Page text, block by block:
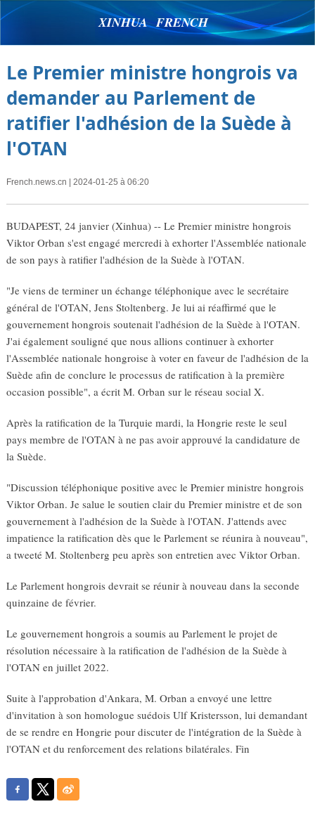
XINHUA FRENCH
Le Premier ministre hongrois va
demander au Parlement de
ratifier l'adhésion de la Suède à
l'OTAN
French.news.cn | 2024-01-25 à 06:20
BUDAPEST, 24 janvier (Xinhua) -- Le Premier ministre hongrois
Viktor Orban s'est engagé mercredi à exhorter l'Assemblée nationale
de son pays à ratifier l'adhésion de la Suède à l'OTAN.
"Je viens de terminer un échange téléphonique avec le secrétaire
général de l'OTAN, Jens Stoltenberg. Je lui ai réaffirmé que le
gouvernement hongrois soutenait l'adhésion de la Suède à l'OTAN.
J'ai également souligné que nous allions continuer à exhorter
l'Assemblée nationale hongroise à voter en faveur de l'adhésion de la
Suède afin de conclure le processus de ratification à la première
occasion possible", a écrit M. Orban sur le réseau social X.
Après la ratification de la Turquie mardi, la Hongrie reste le seul
pays membre de l'OTAN à ne pas avoir approuvé la candidature de
la Suède.
"Discussion téléphonique positive avec le Premier ministre hongrois
Viktor Orban. Je salue le soutien clair du Premier ministre et de son
gouvernement à l'adhésion de la Suède à l'OTAN. J'attends avec
impatience la ratification dès que le Parlement se réunira à nouveau",
a tweeté M. Stoltenberg peu après son entretien avec Viktor Orban.
Le Parlement hongrois devrait se réunir à nouveau dans la seconde
quinzaine de février.
Le gouvernement hongrois a soumis au Parlement le projet de
résolution nécessaire à la ratification de l'adhésion de la Suède à
l'OTAN en juillet 2022.
Suite à l'approbation d'Ankara, M. Orban a envoyé une lettre
d'invitation à son homologue suédois Ulf Kristersson, lui demandant
de se rendre en Hongrie pour discuter de l'intégration de la Suède à
l'OTAN et du renforcement des relations bilatérales. Fin